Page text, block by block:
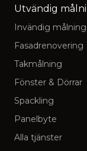
Utvändig
Invändig målning
Fasadrenovering
Takmålning
Fönster & Dörrar
Spackling
Panelbyte
Alla tjänster